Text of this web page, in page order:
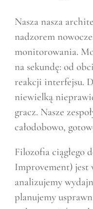
Nasza nasza
nadzorem
monitorowania.
na sekundę: od
reakcji interfejsu.
niewielką
gracz. Nasze
całodobowo,
Filozofia ciągłego
Improvement) jest
analizujemy
planujemy